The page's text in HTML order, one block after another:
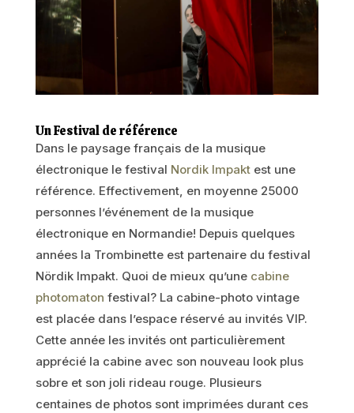
Un Festival de référence
Dans le paysage français de la musique
électronique le festival Nordik Impaktest une
référence. Effectivement, en moyenne 25000
personnes l’événement de la musique
électronique en Normandie! Depuis quelques
années la Trombinette est partenaire du festival
Nördik Impakt. Quoi de mieux qu’une cabine
photomaton festival? La cabine-photo vintage
est placée dans l’espace réservé au invités VIP.
Cette année les invités ont particulièrement
apprécié la cabine avec son nouveau look plus
sobre et son joli rideau rouge. Plusieurs
centaines de photos sont imprimées durant ces